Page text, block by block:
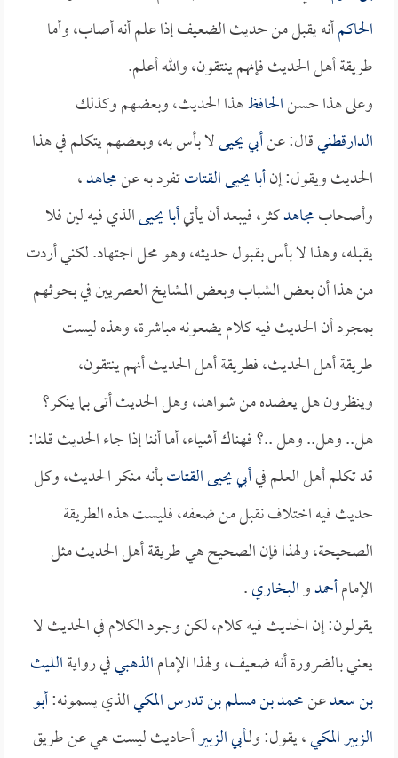
الحاكمأنه يقبل من حديث الضعيف إذا علم أنه أصاب، وأما
طريقة أهل الحديث فإنهم ينتقون، والله أعلم.
وعلى هذا حسنالحافظهذا الحديث، وبعضهم وكذلك
الدارقطنيقال: عنأبي يحيىلا بأس به، وبعضهم يتكلم في هذا
الحديث ويقول: إنأبا يحيى القتاتتفرد به عنمجاهد،
وأصحابمجاهدكثر، فيبعد أن يأتيأبا يحيىالذي فيه لين فلا
يقبله، وهذا لا بأس بقبول حديثه، وهو محل اجتهاد. لكني أردت
من هذا أن بعض الشباب وبعض المشايخ العصريين في بحوثهم
بمجرد أن الحديث فيه كلام يضعونه مباشرة، وهذه ليست
طريقة أهل الحديث، فطريقة أهل الحديث أنهم ينتقون،
وينظرون هل يعضده من شواهد، وهل الحديث أتى بما ينكر؟
هل.. وهل.. وهل ..؟ فهناك أشياء، أما أننا إذا جاء الحديث قلنا:
قد تكلم أهل العلم فيأبي يحيى القتاتبأنه منكر الحديث، وكل
حديث فيه اختلاف نقبل من ضعفه، فليست هذه الطريقة
الصحيحة، ولهذا فإن الصحيح هي طريقة أهل الحديث مثل
الإمامأحمدوالبخاري.
يقولون: إن الحديث فيه كلام، لكن وجود الكلام في الحديث لا
يعني بالضرورة أنه ضعيف، ولهذا الإمامالذهبيفي روايةالليث
بن سعدعنمحمد بن مسلم بن تدرس المكيالذي يسمونه:أبو
الزبير المكي، يقول: ولـأبي الزبيرأحاديث ليست هي عن طريق